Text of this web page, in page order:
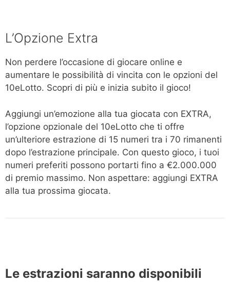
L’Opzione Extra
Non perdere l’occasione di giocare online e
aumentare le possibilità di vincita con le opzioni del
10eLotto. Scopri di più e inizia subito il gioco!
Aggiungi un’emozione alla tua giocata con EXTRA,
l’opzione opzionale del 10eLotto che ti offre
un’ulteriore estrazione di 15 numeri tra i 70 rimanenti
dopo l’estrazione principale. Con questo gioco, i tuoi
numeri preferiti possono portarti fino a €2.000.000
di premio massimo. Non aspettare: aggiungi EXTRA
alla tua prossima giocata.
Le estrazioni saranno disponibili